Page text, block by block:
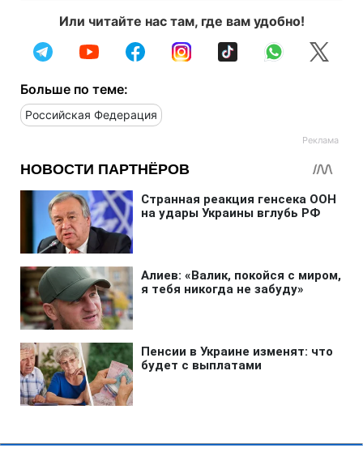
Или читайте нас там, где вам удобно!
Больше по теме:
Российская Федерация